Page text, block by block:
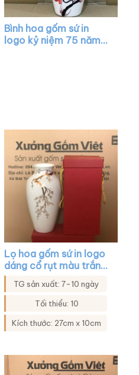
Bình hoa gốm sứ in
logo kỷ niệm 75 năm
Lọ hoa gốm sứ in logo
dáng cổ rụt màu trắng
họa tiết mai vàng XG-
LH40
TG sản xuất: 7-10 ngày
Tối thiểu: 10
Kích thước: 27cm x 10cm